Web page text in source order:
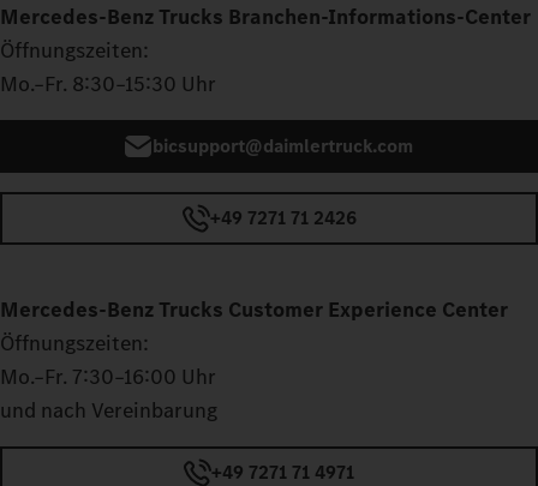
Mercedes‑Benz Trucks Branchen-Informations-Center
Öffnungszeiten:
Mo.–Fr. 8:30–15:30 Uhr
bicsupport@daimlertruck.com
+49 7271 71 2426
Mercedes‑Benz Trucks Customer Experience Center
Öffnungszeiten:
Mo.–Fr. 7:30–16:00 Uhr
und nach Vereinbarung
+49 7271 71 4971